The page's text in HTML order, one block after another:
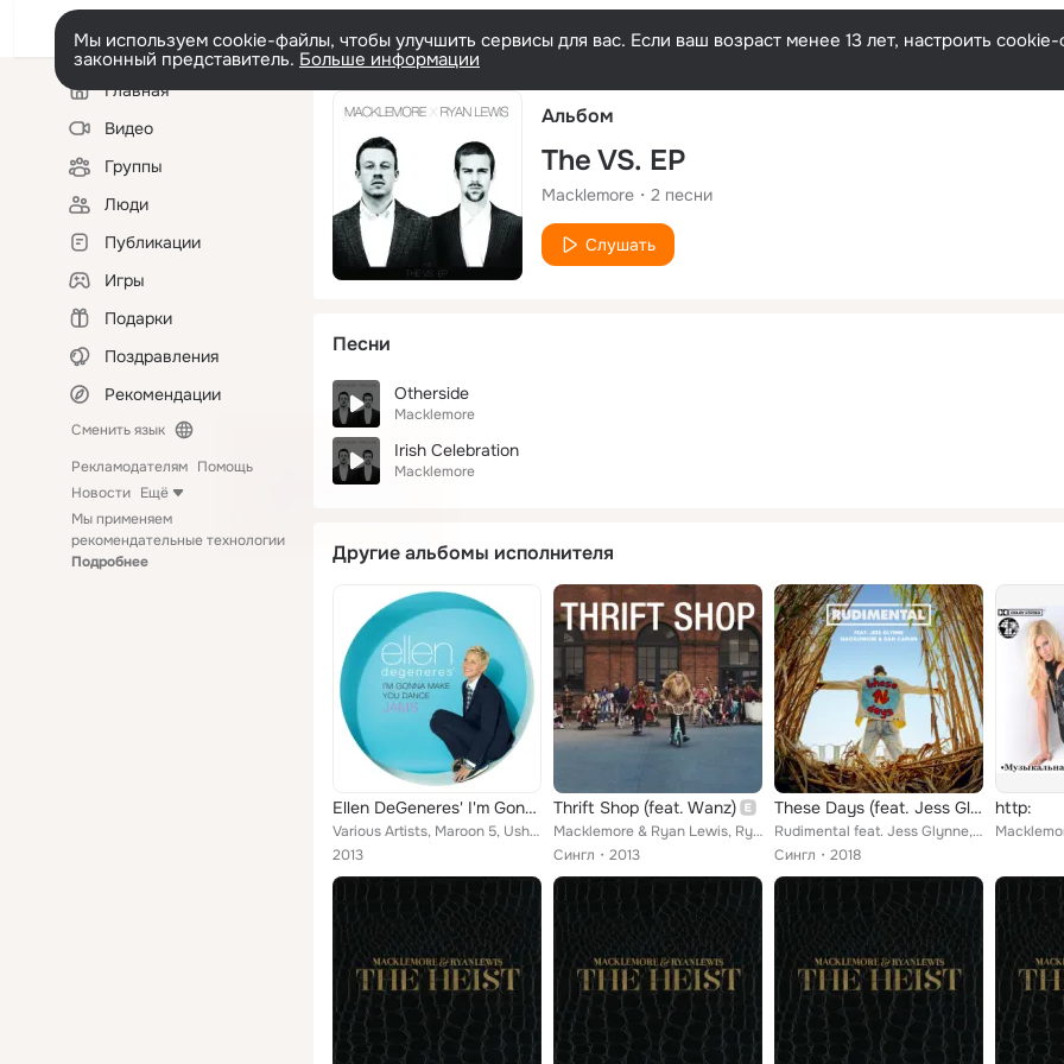
Мы используем cookie-файлы, чтобы улучшить сервисы для вас. Если ваш возраст менее 13 лет, настроить
законный представитель. Больше информации
Левая
колонкаГлавная
Видео
Группы
Люди
Публикации
Игры
Подарки
Поздравления
Рекомендации
Сменить язык
Рекламодателям Помощь
Новости Ещё
Мы применяем
рекомендательные технологии
Подробнее
Альбом
The VS. EP
Macklemore 2 песни
Слушать
Песни
Otherside
Macklemore
Irish Celebration
Macklemore
Другие альбомы исполнителя
Ellen DeGeneres' I'm Gonna Make You Dance Jams
Various Artists, Maroon 5, Usher, Macklemore & Ryan Lewis, Black Box, C+C Music Factory, Madonna, Fat Joe, No Doubt, Heavy D & T...
2013
Thrift Shop (feat. Wanz)
Macklemore & Ryan Lewis, Ryan Lewis
Сингл
2013
These Days (feat. Jess Glynne, Macklemore & Dan Caplen)
Rudimental feat. Jess Glynne, Macklemore, Dan Caplen
Сингл
2018
http: